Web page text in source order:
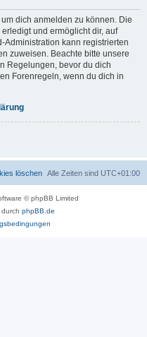
dich anmelden zu können. Die
und ermöglicht dir, auf
Administration kann registrierten
zuweisen. Beachte bitte unsere
Regelungen, bevor du dich
Forenregeln, wenn du dich in
Alle Zeiten sind UTC+01:00
löschen
© phpBB Limited
phpBB.de